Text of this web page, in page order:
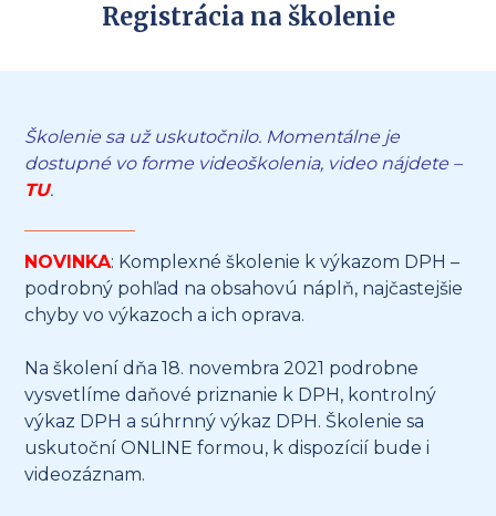
Registrácia na školenie
Školenie sa už uskutočnilo. Momentálne je
dostupné vo forme videoškolenia, video nájdete –
TU.
NOVINKA: Komplexné školenie k výkazom DPH –
podrobný pohľad na obsahovú náplň, najčastejšie
chyby vo výkazoch a ich oprava.
Na školení dňa 18. novembra 2021 podrobne
vysvetlíme daňové priznanie k DPH, kontrolný
výkaz DPH a súhrnný výkaz DPH. Školenie sa
uskutoční ONLINE formou, k dispozícií bude i
videozáznam.